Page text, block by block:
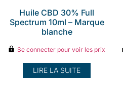
Huile CBD 30% Full
Spectrum 10ml – Marque
blanche
Se connecter pour voir les prix
LIRE LA SUITE